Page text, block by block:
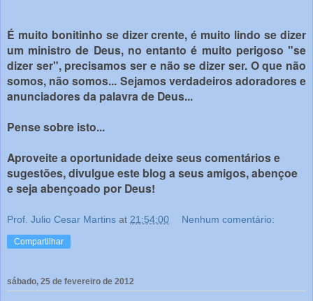
É muito bonitinho se dizer crente, é muito lindo se dizer
um ministro de Deus, no entanto é muito perigoso "se
dizer ser", precisamos ser e não se dizer ser. O que não
somos, não somos... Sejamos verdadeiros adoradores e
anunciadores da palavra de Deus...
Pense sobre isto...
Aproveite a oportunidade deixe seus comentários e
sugestões, divulgue este blog a seus amigos, abençoe
e seja abençoado por Deus!
Prof. Julio Cesar Martins at 21:54:00 Nenhum comentário:
Compartilhar
sábado, 25 de fevereiro de 2012